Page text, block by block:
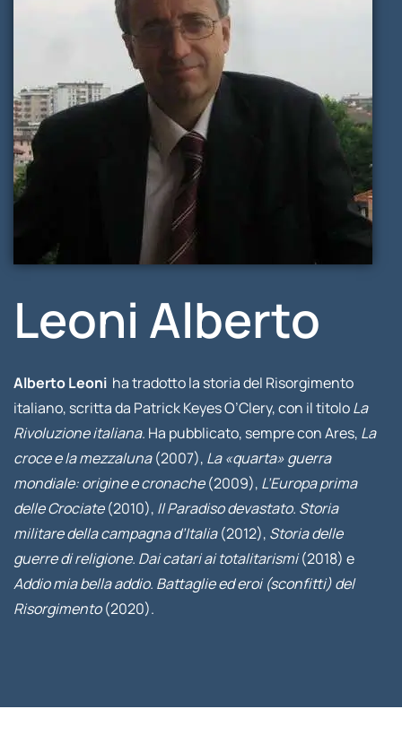
Leoni Alberto
Alberto Leoniha tradotto la storia del Risorgimento
italiano, scritta da Patrick Keyes O’Clery, con il titoloLa
Rivoluzione italiana. Ha pubblicato, sempre con Ares, La
croce e la mezzaluna(2007), La «quarta» guerra
mondiale: origine e cronache(2009), L’Europa prima
delle Crociate(2010), Il Paradiso devastato. Storia
militare della campagna d’Italia(2012), Storia delle
guerre di religione. Dai catari ai totalitarismi(2018) e
Addio mia bella addio. Battaglie ed eroi (sconfitti) del
Risorgimento(2020).